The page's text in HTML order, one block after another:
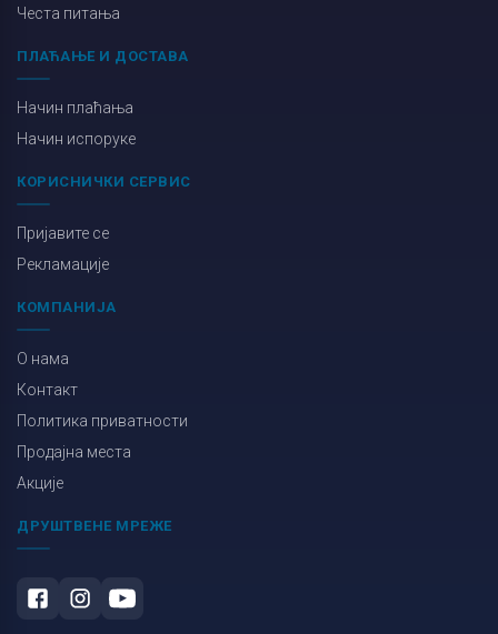
Честа питања
ПЛАЋАЊЕ И ДОСТАВА
Начин плаћања
Начин испоруке
КОРИСНИЧКИ СЕРВИС
Пријавите се
Рекламације
КОМПАНИЈА
О нама
Контакт
Политика приватности
Продајна места
Акције
ДРУШТВЕНЕ МРЕЖЕ